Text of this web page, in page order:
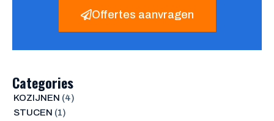
Offertes aanvragen
Categories
KOZIJNEN (4)
STUCEN (1)